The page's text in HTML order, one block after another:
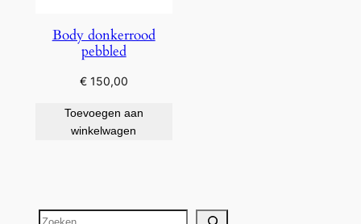
Body donkerrood
pebbled
€150,00
Toevoegen aan
winkelwagen
Zoeken